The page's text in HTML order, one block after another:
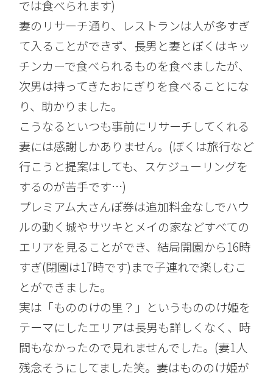
では食べられます)
妻のリサーチ通り、レストランは人が多すぎ
て入ることができず、長男と妻とぼくはキッ
チンカーで食べられるものを食べましたが、
次男は持ってきたおにぎりを食べることにな
り、助かりました。
こうなるといつも事前にリサーチしてくれる
妻には感謝しかありません。(ぼくは旅行など
行こうと提案はしても、スケジューリングを
するのが苦手です…)
プレミアム大さんぽ券は追加料金なしでハウ
ルの動く城やサツキとメイの家などすべての
エリアを見ることができ、結局開園から16時
すぎ(閉園は17時です)まで子連れで楽しむこ
とができました。
実は「もののけの里？」というもののけ姫を
テーマにしたエリアは長男も詳しくなく、時
間もなかったので見れませんでした。(妻1人
残念そうにしてました笑。妻はもののけ姫が